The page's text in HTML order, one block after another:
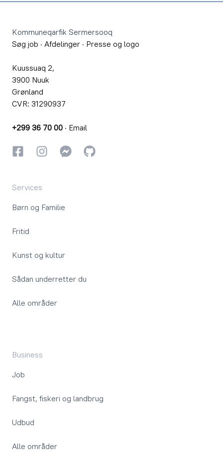
Kommuneqarfik Sermersooq
Søg job · Afdelinger · Presse og logo
Kuussuaq 2,
3900 Nuuk
Grønland
CVR: 31290937
+299 36 70 00 · Email
FacebookInstagramInstagram
GitHub
Services
Børn og Familie
Fritid
Kunst og kultur
Sådan underretter du
Alle områder
Business
Job
Fangst, fiskeri og landbrug
Udbud
Alle områder